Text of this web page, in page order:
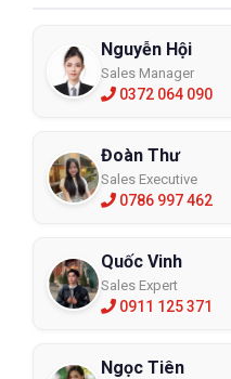
Nguyễn Hội
Sales Manager
0372 064 090
Đoàn Thư
Sales Executive
0786 997 462
Quốc Vinh
Sales Expert
0911 125 371
Ngọc Tiên